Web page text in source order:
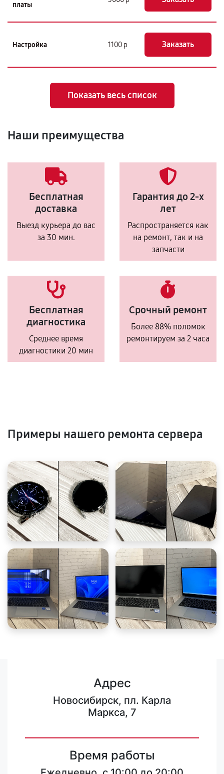
платы
Настройка 1100 р Заказать
Показать весь список
Наши преимущества
Бесплатная
доставка
Выезд курьера до вас
за 30 мин.
Гарантия до 2-х
лет
Распространяется как
на ремонт, так и на
запчасти
Бесплатная
диагностика
Среднее время
диагностики 20 мин
Срочный ремонт
Более 88% поломок
ремонтируем за 2 часа
Примеры нашего ремонта сервера
Адрес
Новосибирск, пл. Карла
Маркса, 7
Время работы